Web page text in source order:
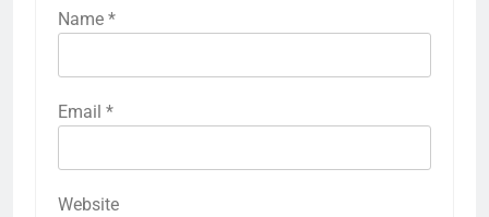
Name *
Email *
Website